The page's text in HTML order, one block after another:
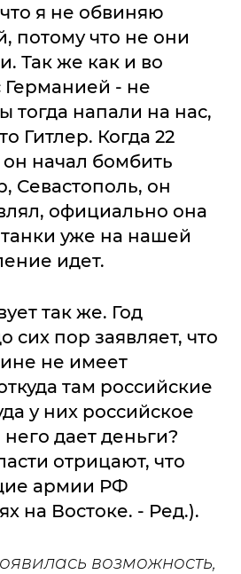
я не обвиняю
потому что не они
Так же как и во
- не
тогда напали на нас,
Гитлер. Когда 22
он начал бомбить
Севастополь, он
официально она
уже на нашей
идет.
так же. Год
сих пор заявляет, что
не имеет
там российские
у них российское
дает деньги?
отрицают, что
армии РФ
на Востоке. - Ред.).
возможность,